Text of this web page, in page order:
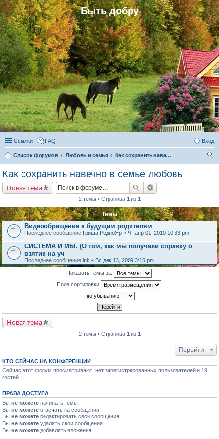
Быть добру
Ссылки FAQ Вход
Список форумов Любовь и семья
Как сохранить навечно в семье любовь
Как сохранить навечно в семье любовь
Новая тема
2 темы • Страница 1 из 1
Темы
Видеообращение к будущим родителям
Последнее сообщение Гриша РодноЯр « Чт апр 01, 2010 10:33 pm
СИСТЕМА И МЫ. (О том, как мы получали справку о
взятии на уч
Последнее сообщение ink « Вс дек 13, 2009 3:15 pm
Показать темы за:
Поле сортировки
Новая тема
2 темы • Страница 1 из 1
Перейти
КТО СЕЙЧАС НА КОНФЕРЕНЦИИ
Сейчас этот форум просматривают: нет зарегистрированных пользователей и 19
гостей
ПРАВА ДОСТУПА
Вы не можете начинать темы
Вы не можете отвечать на сообщения
Вы не можете редактировать свои сообщения
Вы не можете удалять свои сообщения
Вы не можете добавлять вложения